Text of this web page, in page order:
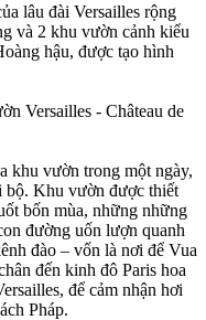
lâu đài Versailles rộng
và 2 khu vườn cảnh kiểu
hậu, được tạo hình
khu vườn trong một ngày,
bộ. Khu vườn được thiết
bốn mùa, những những
đường uốn lượn quanh
đào – vốn là nơi để Vua
đến kinh đô Paris hoa
để cảm nhận hơi
Pháp.